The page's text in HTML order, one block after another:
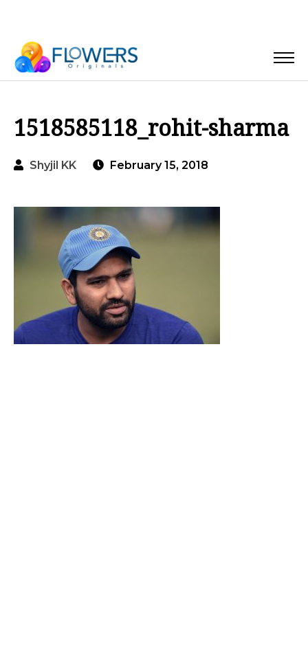
1518585118_rohit-sharma
Shyjil KK February 15, 2018